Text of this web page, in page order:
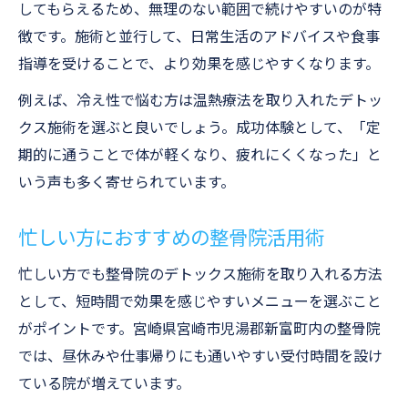
してもらえるため、無理のない範囲で続けやすいのが特
徴です。施術と並行して、日常生活のアドバイスや食事
指導を受けることで、より効果を感じやすくなります。
例えば、冷え性で悩む方は温熱療法を取り入れたデトッ
クス施術を選ぶと良いでしょう。成功体験として、「定
期的に通うことで体が軽くなり、疲れにくくなった」と
いう声も多く寄せられています。
忙しい方におすすめの整骨院活用術
忙しい方でも整骨院のデトックス施術を取り入れる方法
として、短時間で効果を感じやすいメニューを選ぶこと
がポイントです。宮崎県宮崎市児湯郡新富町内の整骨院
では、昼休みや仕事帰りにも通いやすい受付時間を設け
ている院が増えています。